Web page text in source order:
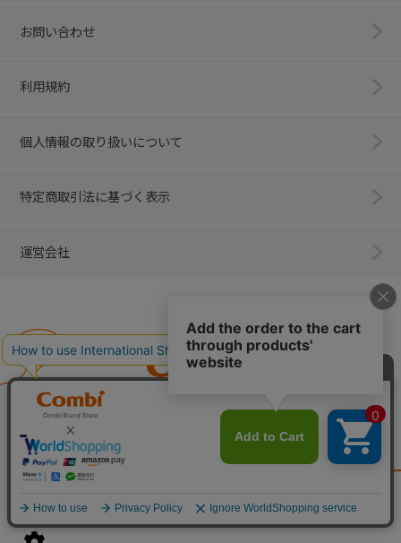
お問い合わせ
利用規約
個人情報の取り扱いについて
特定商取引法に基づく表示
運営会社
子育てに、イノベーションを。
ベビー用品のコンビ株式会社
All Right Reserved. Copyright © Combi Corporation.